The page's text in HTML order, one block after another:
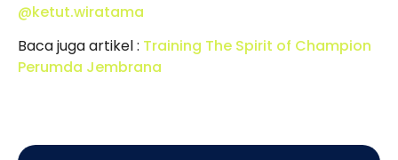
@ketut.wiratama
Baca juga artikel : Training The Spirit of Champion
Perumda Jembrana